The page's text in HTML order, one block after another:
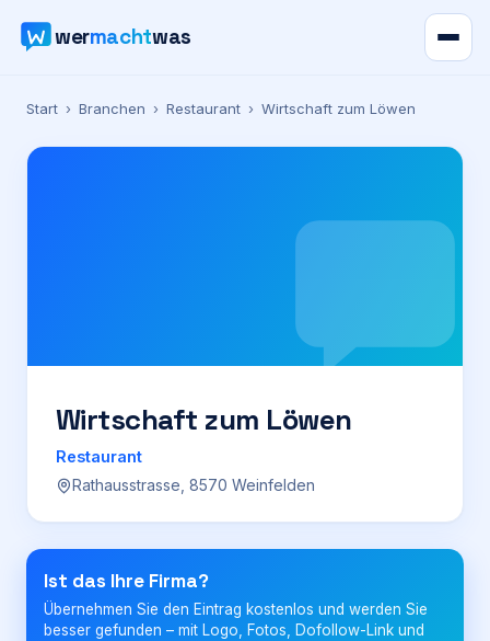
wermachtwas
Verzeichnis
Karte
Preise
Für Firmen
Login
Firma eintragen
Start › Branchen › Restaurant › Wirtschaft zum Löwen
Wirtschaft zum Löwen
Restaurant
Rathausstrasse, 8570 Weinfelden
Ist das Ihre Firma?
Übernehmen Sie den Eintrag kostenlos und werden Sie
besser gefunden – mit Logo, Fotos, Dofollow-Link und